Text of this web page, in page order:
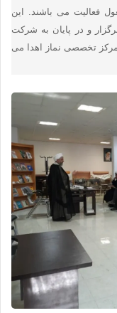
فعالیت می باشند. این
برگزار و در پایان به شرکت
مرکز تخصصی نماز اهدا می